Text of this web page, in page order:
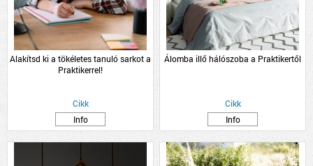
Alakítsd ki a tökéletes tanuló sarkot a
Praktikerrel!
Cikk
Info
Álomba illő hálószoba a Praktikertől
Cikk
Info